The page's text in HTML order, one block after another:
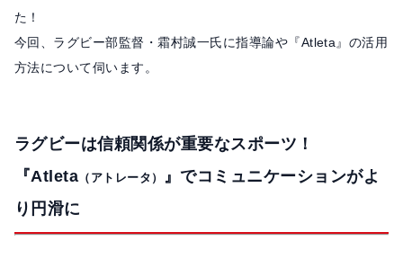
た！
今回、ラグビー部監督・霜村誠一氏に指導論や『Atleta』の活用
方法について伺います。
ラグビーは信頼関係が重要なスポーツ！
『Atleta （アトレータ）
』でコミュニケーションがよ
り円滑に